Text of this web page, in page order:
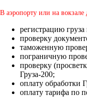
В аэропорту или на
регистрацию
проверку
таможенную
пограничную
проверку
Груза-200;
оплату обработки
оплату тарифа по